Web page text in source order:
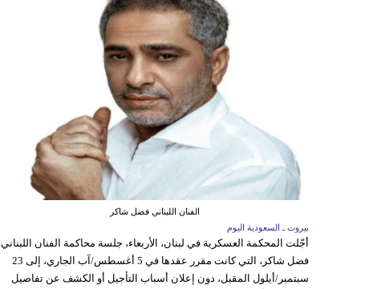
الفنان اللبناني فضل شاكر
بيروت ـ السعودية اليوم
أجّلت المحكمة العسكرية في لبنان، الأربعاء، جلسة محاكمة الفنان اللبناني
فضل شاكر، التي كانت مقرر عقدها في 5 أغسطس/آب الجاري، إلى 23
سبتمبر/أيلول المقبل، دون إعلان أسباب التأجيل أو الكشف عن تفاصيل